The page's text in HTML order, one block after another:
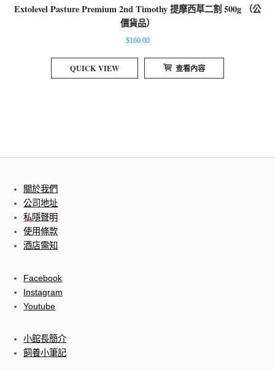
Extolevel Pasture Premium 2nd Timothy 提摩西草二割 500g （公
價貨品）
$160.00
QUICK VIEW 查看內容
關於我們
公司地址
私隱聲明
使用條款
酒店需知
Facebook
Instagram
Youtube
小館長簡介
飼養小筆記